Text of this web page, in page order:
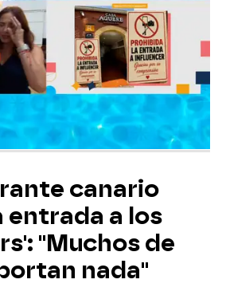
canario
entrada a los
"Muchos de
nada"